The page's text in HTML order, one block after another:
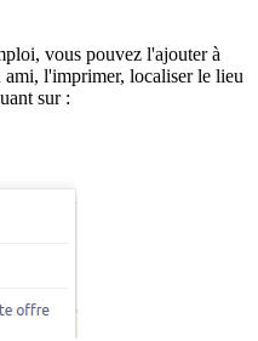
vous pouvez l'ajouter à
l'imprimer, localiser le lieu
sur :